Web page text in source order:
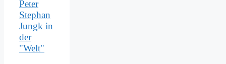
Peter
Stephan
Jungk in
der
"Welt"